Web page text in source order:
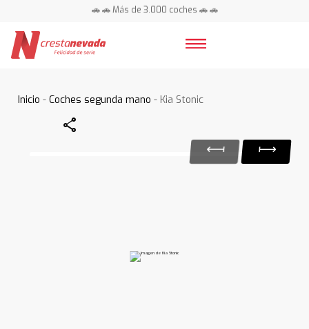
🚗 🚗 Más de 3.000 coches 🚗 🚗
Inicio -Coches segunda mano - Kia Stonic
Share